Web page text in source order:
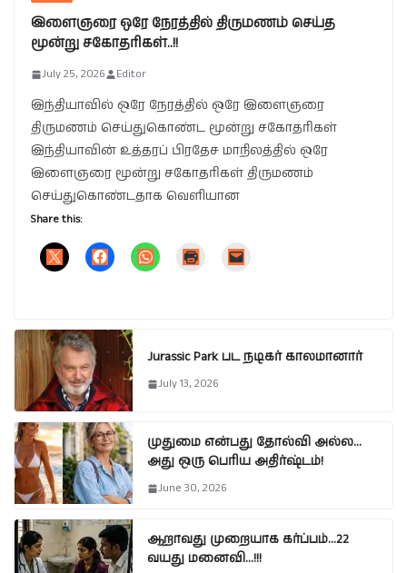
இளைஞரை ஒரே நேரத்தில் திருமணம் செய்த
மூன்று சகோதரிகள்..!!
July 25, 2026 Editor
இந்தியாவில் ஒரே நேரத்தில் ஒரே இளைஞரை
திருமணம் செய்துகொண்ட மூன்று சகோதரிகள்
இந்தியாவின் உத்தரப் பிரதேச மாநிலத்தில் ஒரே
இளைஞரை மூன்று சகோதரிகள் திருமணம்
செய்துகொண்டதாக வெளியான
Share this:
Jurassic Park பட நடிகர் காலமானார்
July 13, 2026
முதுமை என்பது தோல்வி அல்ல…
அது ஒரு பெரிய அதிர்ஷ்டம்!
June 30, 2026
ஆறாவது முறையாக கர்ப்பம்…22
வயது மனைவி…!!!